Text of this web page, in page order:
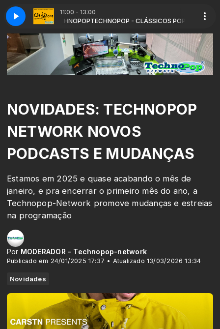
11:00 - 13:00
DEEJAY TECHNOPOPTECHNOPOP - CLÁSSICOS POP/DANCE com
(Will Come Alive)2 Brothers On The 4th Floor - Dreams (Will Come
NOVIDADES: TECHNOPOP
NETWORK NOVOS
PODCASTS E MUDANÇAS
Estamos em 2025 e quase acabando o mês de
janeiro, e pra encerrar o primeiro mês do ano, a
Technopop-Network promove mudanças e estreias
na programação
Por MODERADOR - Technopop-network
Publicado em 24/01/2025 17:37 • Atualizado 13/03/2026 13:34
Novidades